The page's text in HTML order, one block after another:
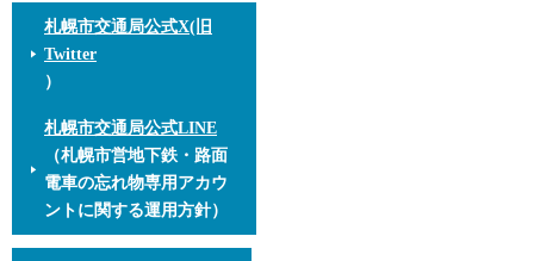
札幌市交通局公式X(旧
Twitter
）
札幌市交通局公式LINE
（札幌市営地下鉄・路面
電車の忘れ物専用アカウ
ントに関する運用方針）